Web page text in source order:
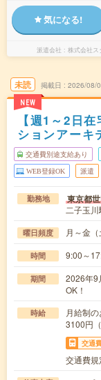
気になる!
派遣会社 株式会社ス
未読
NEW
掲載日 2026/08/
【週1～2日
ションアーキ
交通費別途支給あり
WEB登録OK 派遣
勤務地 東京都
二子玉
曜日頻度 月～金（
時間 9:00～
期間
2026年
OK！
時給
月給制
3100円
交通
交通費